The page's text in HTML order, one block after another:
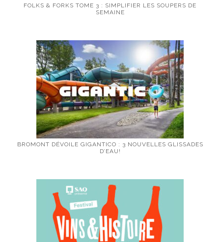
FOLKS & FORKS TOME 3 : SIMPLIFIER LES SOUPERS DE
SEMAINE
BROMONT DÉVOILE GIGANTICO : 3 NOUVELLES GLISSADES
D’EAU!